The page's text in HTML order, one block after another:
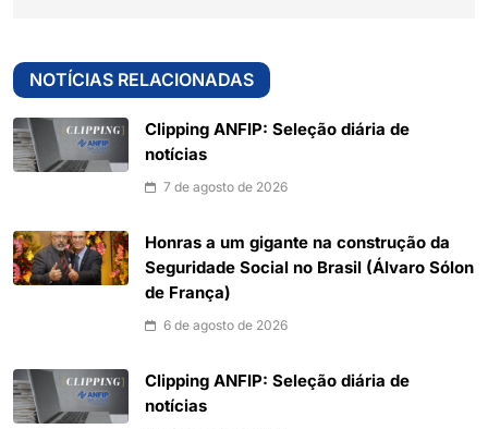
NOTÍCIAS RELACIONADAS
Clipping ANFIP: Seleção diária de
notícias
7 de agosto de 2026
Honras a um gigante na construção da
Seguridade Social no Brasil (Álvaro Sólon
de França)
6 de agosto de 2026
Clipping ANFIP: Seleção diária de
notícias